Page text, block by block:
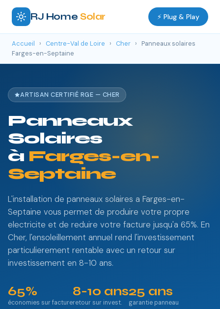
RJ Home Solar ⚡ Plug & Play
Accueil › Centre-Val de Loire › Cher ›
Panneaux solaires
Farges-en-Septaine
ARTISAN CERTIFIÉ RGE — CHER
Panneaux
Solaires
à Farges-en-
Septaine
L'installation de panneaux solaires a Farges-en-
Septaine vous permet de produire votre propre
electricite et de reduire votre facture jusqu'a 65%. En
Cher, l'ensoleillement annuel rend l'investissement
particulierement rentable avec un retour sur
investissement en 8-10 ans.
65%
économies sur facture
8-10 ans
retour sur invest.
25 ans
garantie panneau